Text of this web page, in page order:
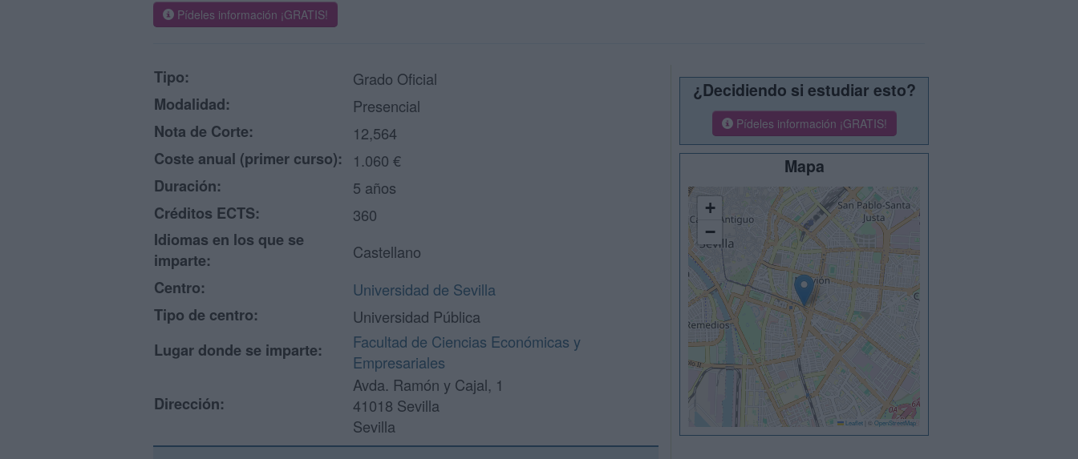
Pídeles información ¡GRATIS!
Tipo:
Grado Oficial
Modalidad:
Presencial
Nota de Corte:
12,564
Coste anual (primer curso):
1.060 €
Duración:
5 años
Créditos ECTS:
360
Idiomas en los que se
imparte:
Castellano
Centro:
Universidad de Sevilla
Tipo de centro:
Universidad Pública
Lugar donde se imparte:
Facultad de Ciencias Económicas y
Empresariales
Dirección:
Avda. Ramón y Cajal, 1
41018 Sevilla
Sevilla
¿Decidiendo si estudiar esto?
Pídeles información ¡GRATIS!
Mapa
+
−
Leaflet © OpenStreetMap